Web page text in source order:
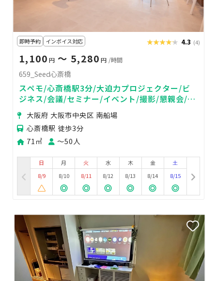
即時予約 インボイス対応 ★★★★★
★★★★★ 4.3 (4)
1,100 円 〜 5,280 円 /時間
659_Seed心斎橋
スペモ/心斎橋駅3分/大迫力プロジェクター/ビ
ジネス/会議/セミナー/イベント/撮影/懇親会/説
明会/659_Seed心斎橋
大阪府 大阪市中央区 南船場
心斎橋駅 徒歩3分
71㎡
〜50人
日
8/9
月
8/10
火
8/11
水
8/12
木
8/13
金
8/14
土
8/15